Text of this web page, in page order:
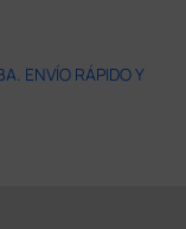
ENVÍO RÁPIDO Y